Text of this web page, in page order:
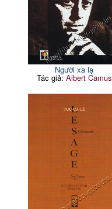
Người xa lạ
Tác giả: Albert Camus